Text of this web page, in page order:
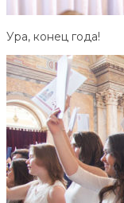
Ура, конец года!